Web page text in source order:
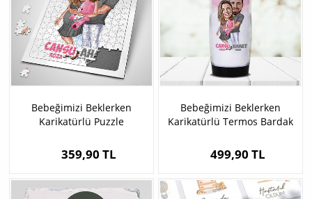
Bebeğimizi Beklerken
Karikatürlü Puzzle
359,90 TL
Bebeğimizi Beklerken
Karikatürlü Termos Bardak
499,90 TL